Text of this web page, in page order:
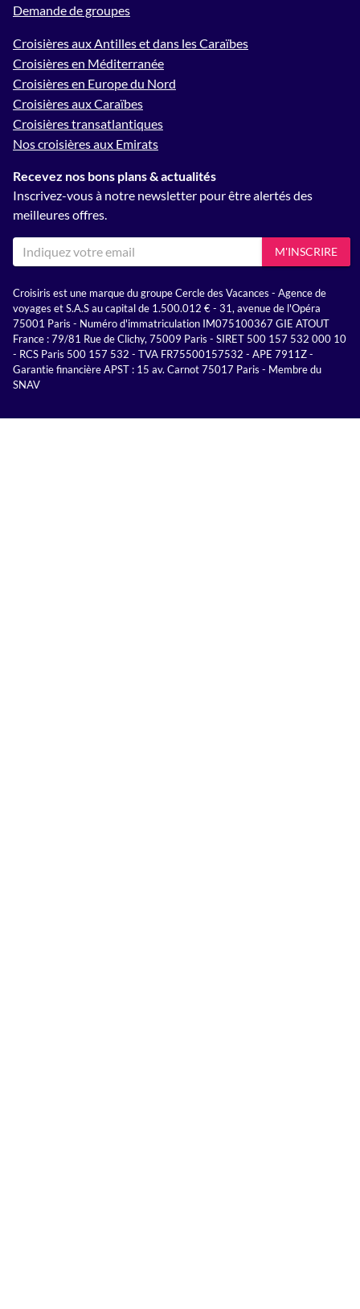
Demande de groupes
Croisières aux Antilles et dans les Caraïbes
Croisières en Méditerranée
Croisières en Europe du Nord
Croisières aux Caraïbes
Croisières transatlantiques
Nos croisières aux Emirats
Recevez nos bons plans & actualités
Inscrivez-vous à notre newsletter pour être alertés des
meilleures offres.
M'INSCRIRE
Croisiris est une marque du groupe Cercle des Vacances - Agence de
voyages et S.A.S au capital de 1.500.012 € - 31, avenue de l'Opéra
75001 Paris - Numéro d'immatriculation IM075100367 GIE ATOUT
France : 79/81 Rue de Clichy, 75009 Paris - SIRET 500 157 532 000 10
- RCS Paris 500 157 532 - TVA FR75500157532 - APE 7911Z -
Garantie financière APST : 15 av. Carnot 75017 Paris - Membre du
SNAV